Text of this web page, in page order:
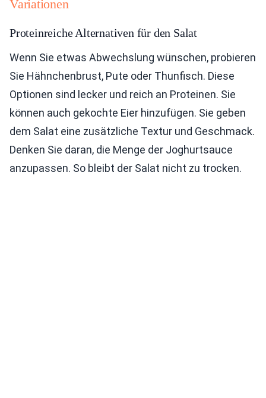
Variationen
Proteinreiche Alternativen für den Salat
Wenn Sie etwas Abwechslung wünschen, probieren
Sie Hähnchenbrust, Pute oder Thunfisch. Diese
Optionen sind lecker und reich an Proteinen. Sie
können auch gekochte Eier hinzufügen. Sie geben
dem Salat eine zusätzliche Textur und Geschmack.
Denken Sie daran, die Menge der Joghurtsauce
anzupassen. So bleibt der Salat nicht zu trocken.